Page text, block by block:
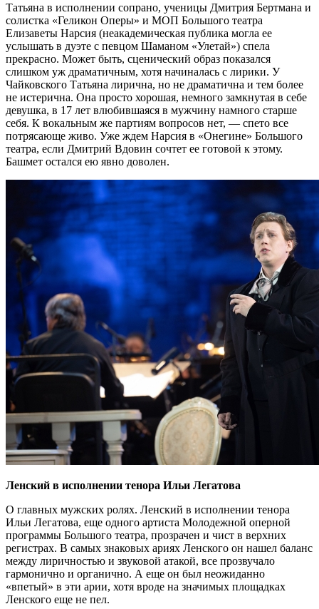
Татьяна в исполнении сопрано, ученицы Дмитрия Бертмана и
солистка «Геликон Оперы» и МОП Большого театра
Елизаветы Нарсия (неакадемическая публика могла ее
услышать в дуэте с певцом Шаманом «Улетай») спела
прекрасно. Может быть, сценический образ показался
слишком уж драматичным, хотя начиналась с лирики. У
Чайковского Татьяна лирична, но не драматична и тем более
не истерична. Она просто хорошая, немного замкнутая в себе
девушка, в 17 лет влюбившаяся в мужчину намного старше
себя. К вокальным же партиям вопросов нет, — спето все
потрясающе живо. Уже ждем Нарсия в «Онегине» Большого
театра, если Дмитрий Вдовин сочтет ее готовой к этому.
Башмет остался ею явно доволен.
Ленский в исполнении тенора Ильи Легатова
О главных мужских ролях. Ленский в исполнении тенора
Ильи Легатова, еще одного артиста Молодежной оперной
программы Большого театра, прозрачен и чист в верхних
регистрах. В самых знаковых ариях Ленского он нашел баланс
между лиричностью и звуковой атакой, все прозвучало
гармонично и органично. А еще он был неожиданно
«впетый» в эти арии, хотя вроде на значимых площадках
Ленского еще не пел.